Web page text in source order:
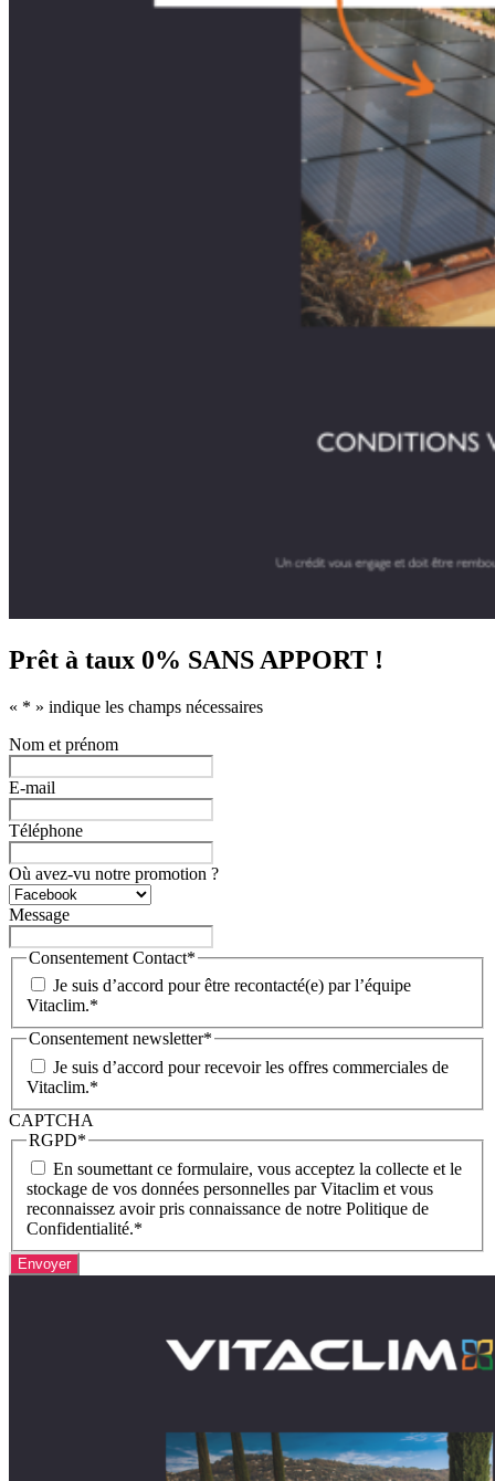
Prêt à taux 0% SANS APPORT !
« * » indique les champs nécessaires
Nom et prénom
E-mail
Téléphone
Où avez-vu notre promotion ?
Message
Consentement Contact*
Je suis d’accord pour être recontacté(e) par l’équipe
Vitaclim.*
Consentement newsletter*
Je suis d’accord pour recevoir les offres commerciales de
Vitaclim.*
CAPTCHA
RGPD*
En soumettant ce formulaire, vous acceptez la collecte et le
stockage de vos données personnelles par Vitaclim et vous
reconnaissez avoir pris connaissance de notre Politique de
Confidentialité.*